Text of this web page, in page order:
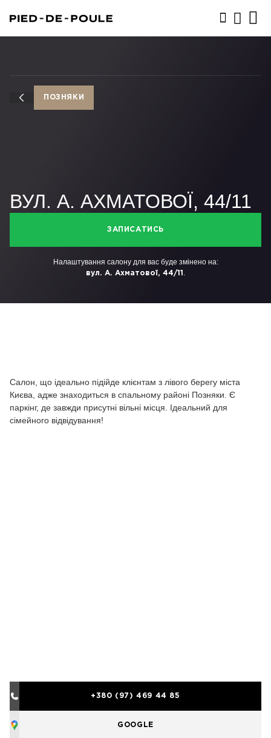
ПОЗНЯКИ
ВУЛ. А. АХМАТОВОЇ, 44/11
ЗАПИСАТИСЬ
Налаштування салону для вас буде змінено на:
вул. А. Ахматової, 44/11 .
Салон, що ідеально підійде клієнтам з лівого берегу міста
Києва, адже знаходиться в спальному районі Позняки. Є
паркінг, де завжди присутні вільні місця. Ідеальний для
сімейного відвідування!
+380 (97) 469 44 85
GOOGLE